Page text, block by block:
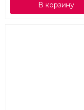
В корзину